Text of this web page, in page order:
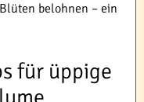
belohnen – ein
für üppige